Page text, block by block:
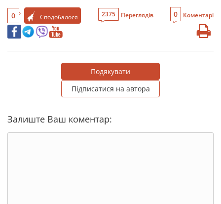
0 Сподобалося 2375 Переглядів 0 Коментарі
Подякувати
Підписатися на автора
Залиште Ваш коментар: